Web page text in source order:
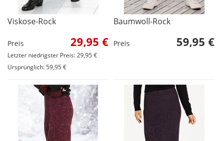
Viskose-Rock
Preis 29,95 €
Letzter niedrigster Preis: 29,95 €
Ursprünglich: 59,95 €
Baumwoll-Rock
Preis 59,95 €